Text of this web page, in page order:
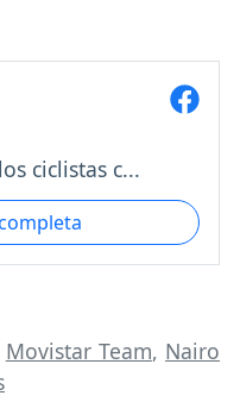
ciclistas c...
Movistar Team, Nairo